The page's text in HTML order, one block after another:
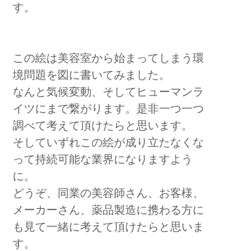
す。
この絵は美容室から始まってしまう環
境問題を図に書いてみました。
なんと気候変動、そしてヒューマンラ
イツにまで繋がります。是非一つ一つ
調べて考えて頂けたらと思います。
そしていずれこの絵が成り立たなくな
って持続可能な業界になりますよう
に。
どうぞ、同業の美容師さん、お客様、
メーカーさん、薬品製造に携わる方に
も見て一緒に考えて頂けたらと思いま
す。